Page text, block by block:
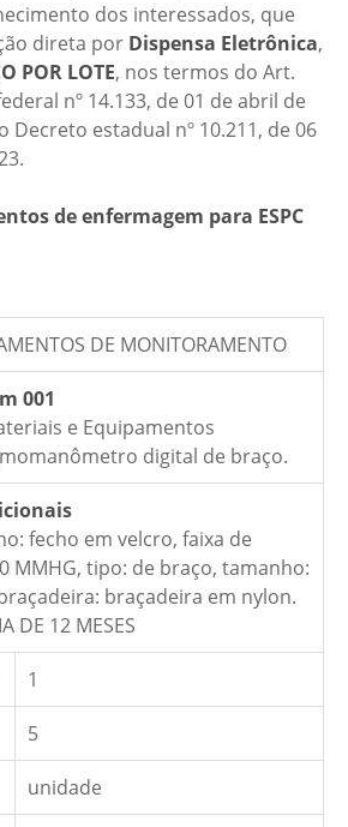
dos interessados, que
direta por Dispensa Eletrônica,
POR LOTE, nos termos do Art.
nº 14.133, de 01 de abril de
Decreto estadual nº 10.211, de 06
de enfermagem para ESPC
DE MONITORAMENTO
001
e Equipamentos
digital de braço.
fecho em velcro, faixa de
MMHG, tipo: de braço, tamanho:
braçadeira em nylon.
DE 12 MESES
1
5
unidade